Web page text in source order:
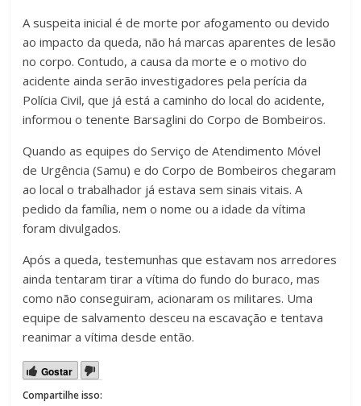
A suspeita inicial é de morte por afogamento ou devido
ao impacto da queda, não há marcas aparentes de lesão
no corpo. Contudo, a causa da morte e o motivo do
acidente ainda serão investigadores pela perícia da
Polícia Civil, que já está a caminho do local do acidente,
informou o tenente Barsaglini do Corpo de Bombeiros.
Quando as equipes do Serviço de Atendimento Móvel
de Urgência (Samu) e do Corpo de Bombeiros chegaram
ao local o trabalhador já estava sem sinais vitais. A
pedido da família, nem o nome ou a idade da vítima
foram divulgados.
Após a queda, testemunhas que estavam nos arredores
ainda tentaram tirar a vítima do fundo do buraco, mas
como não conseguiram, acionaram os militares. Uma
equipe de salvamento desceu na escavação e tentava
reanimar a vítima desde então.
Gostar
Compartilhe isso: